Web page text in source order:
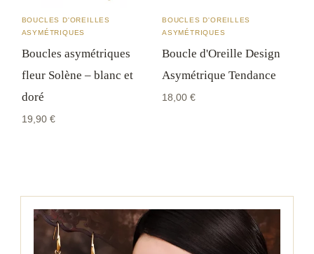
BOUCLES D'OREILLES
ASYMÉTRIQUES
Boucles asymétriques
fleur Solène – blanc et
doré
19,90 €
BOUCLES D'OREILLES
ASYMÉTRIQUES
Boucle d'Oreille Design
Asymétrique Tendance
18,00 €